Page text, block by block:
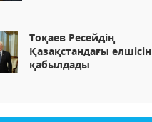
Тоқаев Ресейдің
Қазақстандағы елшісін
қабылдады